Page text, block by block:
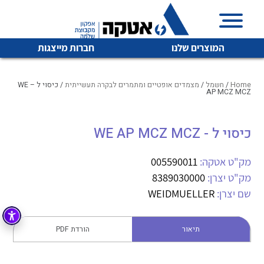
המוצרים שלנו חברות מייצגות
איכות | שרות | זמינות
והפצה של מוצרי
מיתוג, בקרה , ואינסטלציה חשמלית ופעילה ב7 תחומים:
חשמל מיתוג ואינסטלציה חשמלית
בקרה
זיווד
לכל מוצרי היצרן
לכל מוצרי היצרן לכל מוצרי היצרן
Home
/ חשמל / מצמדים אופטיים ומתמרים לבקרה תעשייתית / כיסוי ל – WE
AP MCZ MCZ
כיסוי ל - WE AP MCZ MCZ
מק"ט אטקה: 005590011
מק"ט יצרן: 8389030000
שם יצרן: WEIDMUELLER
תיאור הורדת PDF